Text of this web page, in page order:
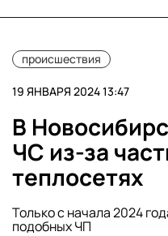
происшествия
19 ЯНВАРЯ 2024 13:47
В
ЧС из-за
теплосетях
Только с начала 2024
подобных ЧП